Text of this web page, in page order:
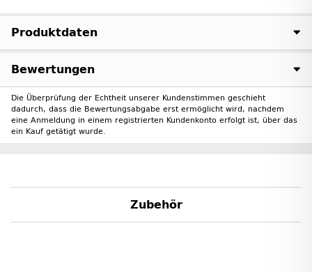
Produktdaten
Bewertungen
Die Überprüfung der Echtheit unserer Kundenstimmen geschieht
dadurch, dass die Bewertungsabgabe erst ermöglicht wird, nachdem
eine Anmeldung in einem registrierten Kundenkonto erfolgt ist, über das
ein Kauf getätigt wurde.
Zubehör